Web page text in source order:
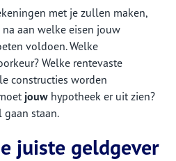
met je zullen maken,
aan welke eisen jouw
voldoen. Welke
Welke rentevaste
constructies worden
jouw hypotheek er uit zien?
staan.
juiste geldgever